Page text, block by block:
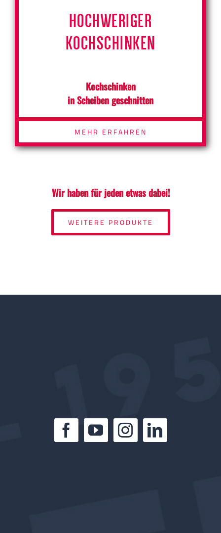
HOCHWERIGER
KOCHSCHINKEN
Kochschinken
in Scheiben geschnitten
MEHR ERFAHREN
Wir haben für jeden etwas dabei!
WEITERE PRODUKTE